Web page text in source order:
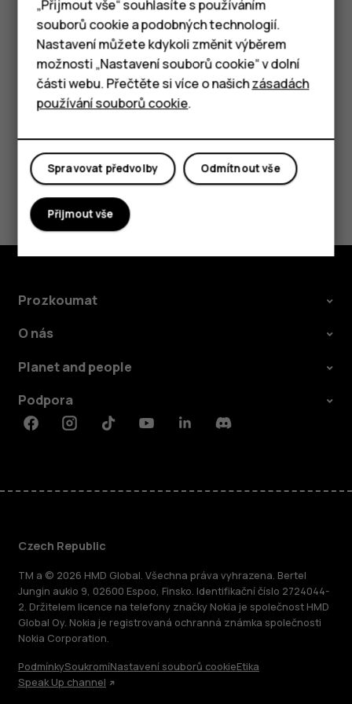
Chytré telefony
Tlačítkové telefony
Tablety
Klepněte na Nastavení>Systém>Rozšířená
nastavení>Záloha.
Přepněte možnostZálohovat na Disk Googledo
polohyZapnuto.
Pomohlo vám to?
Ano Ne
Prozkoumat
O nás
Planet and people
Podpora
FacebookInstagramTiktokYoutubeLinkedinDiscord
Czech Republic
TM a © 2026 HMD Global. Všechna práva vyhrazena. Bertel
Jungin aukio 9, 02600 Espoo, Finsko. Identifikační číslo 2724044-
2. Držitelem licence na telefony značky Nokia je společnost HMD
Global Oy. Nokia je registrovaná ochranná známka společnosti
Nokia Corporation.
PodmínkySoukromíNastavení souborů cookieEtika
Speak Up channel
„Přijmout vše“ souhlasíte s používáním
souborů cookie a podobných technologií.
Nastavení můžete kdykoli změnit výběrem
možnosti „Nastavení souborů cookie“ v dolní
části webu. Přečtěte si více o našichzásadách
používání souborů cookie.
Odmítnout vše
Spravovat předvolby
Přijmout vše